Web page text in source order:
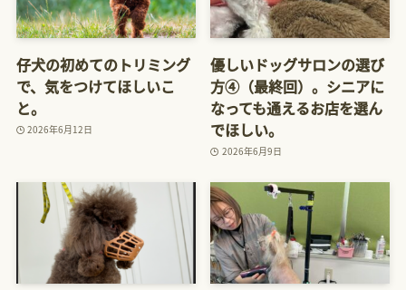
仔犬の初めてのトリミング
で、気をつけてほしいこ
と。
2026年6月12日
優しいドッグサロンの選び
方④（最終回）。シニアに
なっても通えるお店を選ん
でほしい。
2026年6月9日